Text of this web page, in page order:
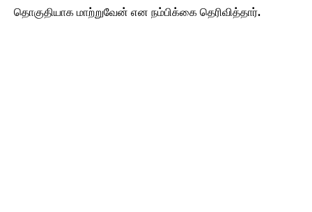
தொகுதியாக மாற்றுவேன் என நம்பிக்கை தெரிவித்தார்.